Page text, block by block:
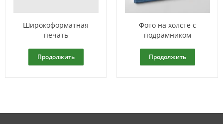
Широкоформатная
печать
Продолжить
Фото на холсте с
подрамником
Продолжить